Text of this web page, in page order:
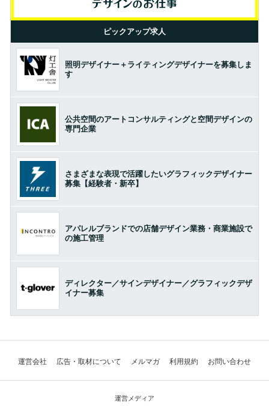
ピックアップ求人
照明デザイナー＋ライティングデザイナーを募集しま
す
公共空間のアートコンサルティングと空間デザインの
専門企業
さまざまな表現で活躍したいグラフィックデザイナー
募集【経験者・新卒】
アパレルブランドでの店舗デザイン業務・商業施設で
の施工管理
ディレクター／サインデザイナー／グラフィックデザ
イナー募集
運営会社 広告・取材について メルマガ 利用規約 お問い合わせ
運営メディア